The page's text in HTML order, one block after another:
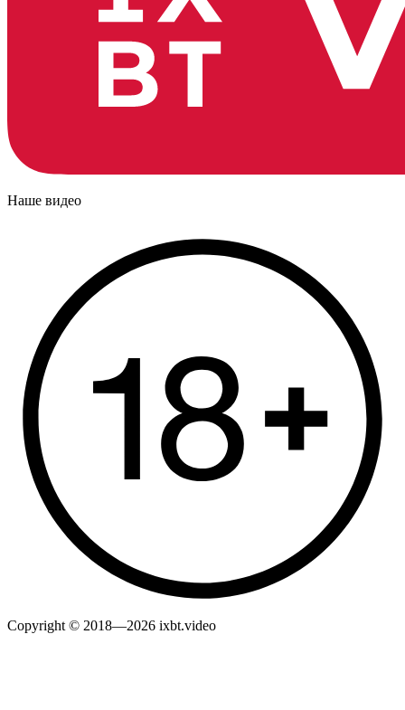
Наше видео
Copyright © 2018—2026 ixbt.video